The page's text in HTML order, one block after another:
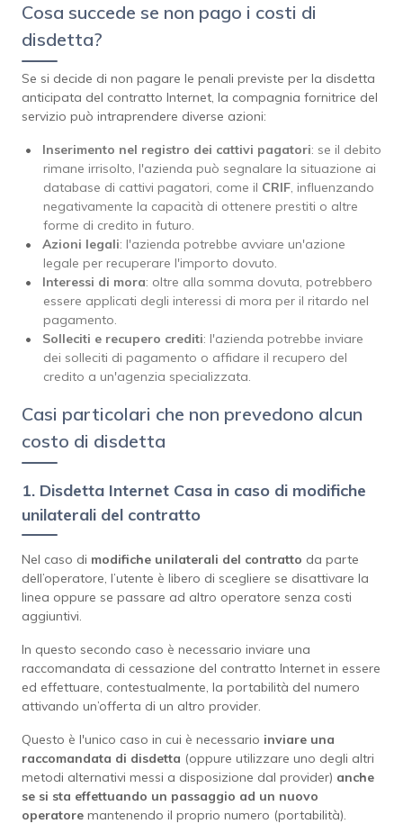
Cosa succede se non pago i costi di
disdetta?
Se si decide di non pagare le penali previste per la disdetta
anticipata del contratto Internet, la compagnia fornitrice del
servizio può intraprendere diverse azioni:
Inserimento nel registro dei cattivi pagatori: se il debito
rimane irrisolto, l'azienda può segnalare la situazione ai
database di cattivi pagatori, come il CRIF, influenzando
negativamente la capacità di ottenere prestiti o altre
forme di credito in futuro.
Azioni legali: l'azienda potrebbe avviare un'azione
legale per recuperare l'importo dovuto.
Interessi di mora: oltre alla somma dovuta, potrebbero
essere applicati degli interessi di mora per il ritardo nel
pagamento.
Solleciti e recupero crediti: l'azienda potrebbe inviare
dei solleciti di pagamento o affidare il recupero del
credito a un'agenzia specializzata.
Casi particolari che non prevedono alcun
costo di disdetta
1. Disdetta Internet Casa in caso di modifiche
unilaterali del contratto
Nel caso di modifiche unilaterali del contratto da parte
dell’operatore, l’utente è libero di scegliere se disattivare la
linea oppure se passare ad altro operatore senza costi
aggiuntivi.
In questo secondo caso è necessario inviare una
raccomandata di cessazione del contratto Internet in essere
ed effettuare, contestualmente, la portabilità del numero
attivando un’offerta di un altro provider.
Questo è l'unico caso in cui è necessario inviare una
raccomandata di disdetta (oppure utilizzare uno degli altri
metodi alternativi messi a disposizione dal provider) anche
se si sta effettuando un passaggio ad un nuovo
operatore mantenendo il proprio numero (portabilità).